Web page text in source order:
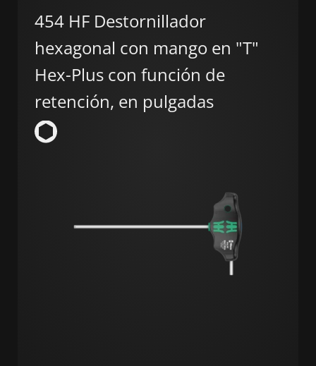
454 HF Destornillador
hexagonal con mango en "T"
Hex-Plus con función de
retención, en pulgadas